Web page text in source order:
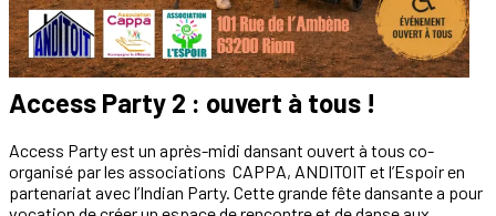
Access Party 2 : ouvert à tous !
Access Party est un après-midi dansant ouvert à tous co-
organisé par les associations CAPPA, ANDITOIT et l’Espoir en
partenariat avec l’Indian Party. Cette grande fête dansante a pour